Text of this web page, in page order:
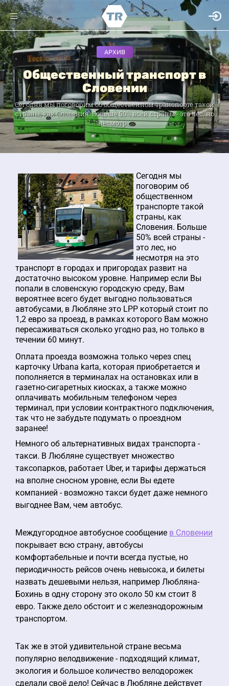
АРХИВ
Общественный транспорт в
Словении
Сегодня мы поговорим об общественном транспорте такой
страны, как Словения. Больше 50% всей страны - это лес, но
несмотр...
Сегодня мы
поговорим об
общественном
транспорте такой
страны, как
Словения. Больше
50% всей страны -
это лес, но
несмотря на это
транспорт в городах и пригородах развит на
достаточно высоком уровне. Например если Вы
попали в словенскую городскую среду, Вам
вероятнее всего будет выгодно пользоваться
автобусами, в Любляне это LPP который стоит по
1,2 евро за проезд, в рамках которого Вам можно
пересаживаться сколько угодно раз, но только в
течении 60 минут.
Оплата проезда возможна только через спец
карточку Urbana karta, которая приобретается и
пополняется в терминалах на остановках или в
газетно-сигаретных киосках, а также можно
оплачивать мобильным телефоном через
терминал, при условии контрактного подключения,
так что не забудьте подумать о проездном
заранее!
Немного об альтернативных видах транспорта -
такси. В Любляне существует множество
таксопарков, работает Uber, и тарифы держаться
на вполне сносном уровне, если Вы едете
компанией - возможно такси будет даже немного
выгоднее Вам, чем автобус.
Междугородное автобусное сообщение в Словении
покрывает всю страну, автобусы
комфортабельные и почти всегда пустые, но
периодичность рейсов очень невысока, и билеты
назвать дешевыми нельзя, например Любляна-
Бохинь в одну сторону это около 50 км стоит 8
евро. Также дело обстоит и с железнодорожным
транспортом.
Так же в этой удивительной стране весьма
популярно велодвижение - подходящий климат,
экология и большое количество велодорожек
сделали своё дело! Сейчас в Любляне действует